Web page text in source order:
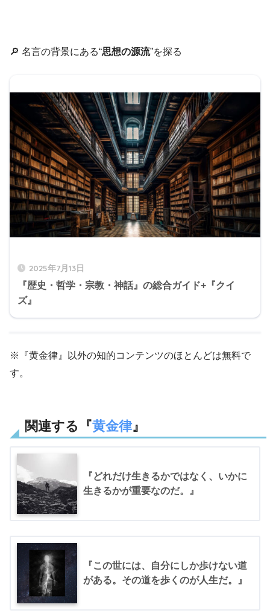
🔎 名言の背景にある“思想の源流”を探る
2025年7月13日
『歴史・哲学・宗教・神話』の総合ガイド+『クイ
ズ』
※『黄金律』以外の知的コンテンツのほとんどは無料で
す。
関連する『黄金律』
『どれだけ生きるかではなく、いかに
生きるかが重要なのだ。』
『この世には、自分にしか歩けない道
がある。その道を歩くのが人生だ。』